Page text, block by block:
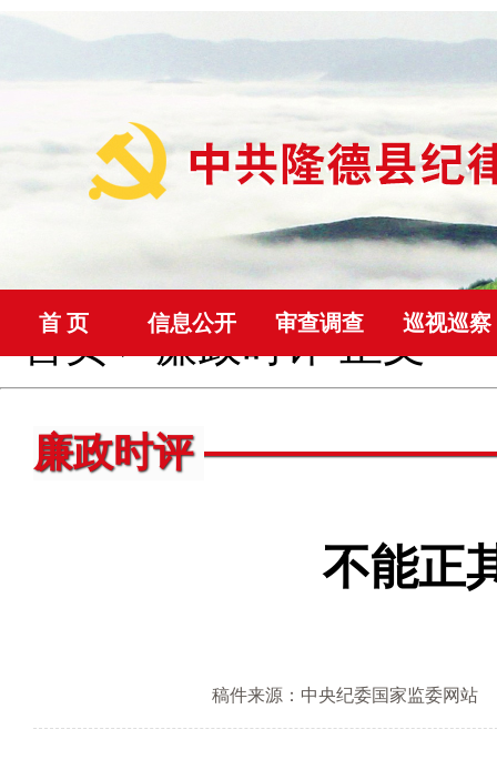
首 页 信息公开 审查调查 巡视巡察
首页>廉政时评 正文
廉政时评
不能正
稿件来源：中央纪委国家监委网站